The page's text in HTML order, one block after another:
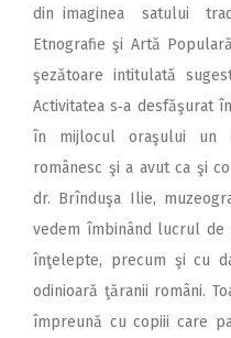
din imaginea satului
Etnografie şi Artă
şezătoare intitulată
Activitatea s‑a desfăşurat
în mijlocul oraşului un
românesc şi a avut ca şi
dr. Brînduşa Ilie,
vedem îmbinând lucrul de
înţelepte, precum şi cu
odinioară ţăranii români.
împreună cu copiii care